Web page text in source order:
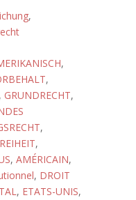
,
,
,
, GRUNDRECHT,
,
,
, AMÉRICAIN,
, DROIT
, ETATS-UNIS,